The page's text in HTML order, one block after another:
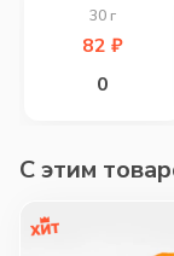
30 г
82₽
0
C этим